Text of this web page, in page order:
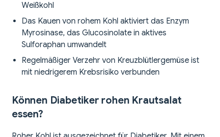
Weißkohl
Das Kauen von rohem Kohl aktiviert das Enzym
Myrosinase, das Glucosinolate in aktives
Sulforaphan umwandelt
Regelmäßiger Verzehr von Kreuzblütlergemüse ist
mit niedrigerem Krebsrisiko verbunden
Können Diabetiker rohen Krautsalat
essen?